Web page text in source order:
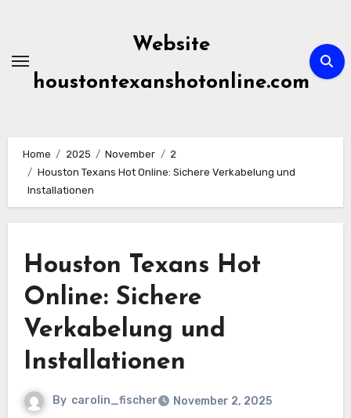
content
Website
houstontexanshotonline.com
Home 2025 November
2
Houston Texans Hot Online: Sichere Verkabelung und
Installationen
Houston Texans Hot
Online: Sichere
Verkabelung und
Installationen
By carolin_fischer November 2, 2025